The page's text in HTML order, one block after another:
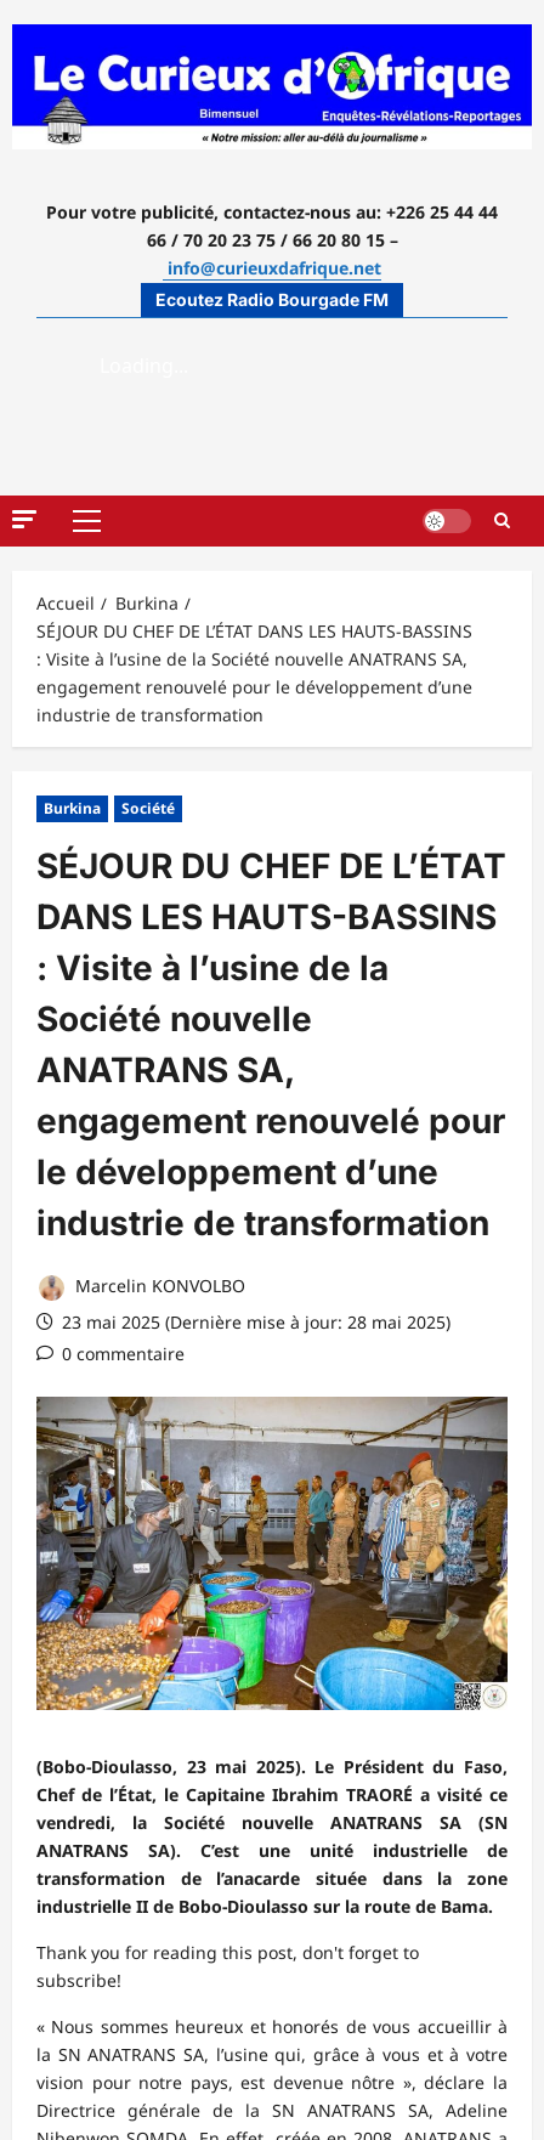
contenu
Pour votre publicité, contactez-nous au: +226 25 44 44
66 / 70 20 23 75 / 66 20 80 15 –
info@curieuxdafrique.net
Ecoutez Radio Bourgade FM
Menu
Accueil
Burkina
SÉJOUR DU CHEF DE L’ÉTAT DANS LES HAUTS-BASSINS
: Visite à l’usine de la Société nouvelle ANATRANS SA,
engagement renouvelé pour le développement d’une
industrie de transformation
Burkina Société
SÉJOUR DU CHEF DE L’ÉTAT
DANS LES HAUTS-BASSINS
: Visite à l’usine de la
Société nouvelle
ANATRANS SA,
engagement renouvelé pour
le développement d’une
industrie de transformation
Marcelin KONVOLBO
23 mai 2025 (Dernière mise à jour: 28 mai 2025)
0 commentaire
(Bobo-Dioulasso, 23 mai 2025). Le Président du Faso,
Chef de l’État, le Capitaine Ibrahim TRAORÉ a visité ce
vendredi, la Société nouvelle ANATRANS SA (SN
ANATRANS SA). C’est une unité industrielle de
transformation de l’anacarde située dans la zone
industrielle II de Bobo-Dioulasso sur la route de Bama.
Thank you for reading this post, don't forget to
subscribe!
« Nous sommes heureux et honorés de vous accueillir à
la SN ANATRANS SA, l’usine qui, grâce à vous et à votre
vision pour notre pays, est devenue nôtre », déclare la
Directrice générale de la SN ANATRANS SA, Adeline